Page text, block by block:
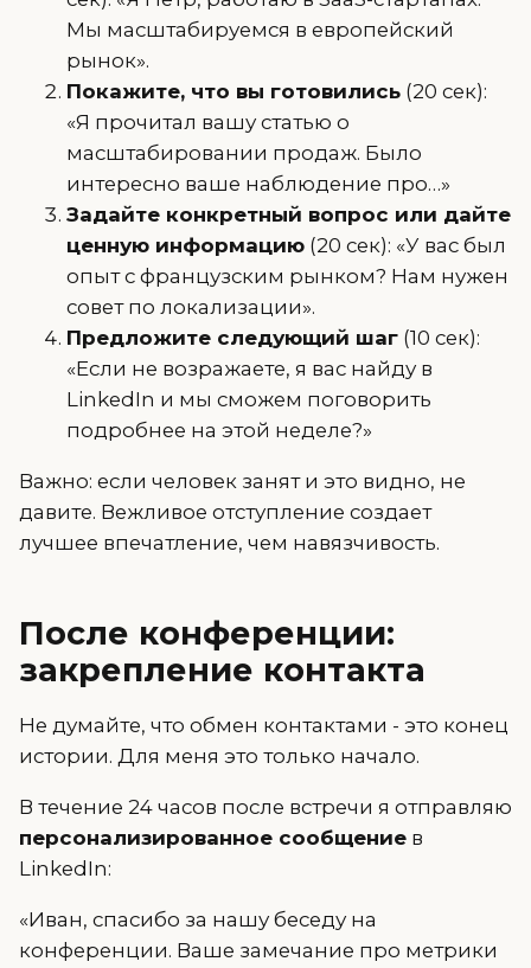
Мы масштабируемся в европейский
рынок».
Покажите, что вы готовились (20 сек):
«Я прочитал вашу статью о
масштабировании продаж. Было
интересно ваше наблюдение про…»
Задайте конкретный вопрос или дайте
ценную информацию (20 сек): «У вас был
опыт с французским рынком? Нам нужен
совет по локализации».
Предложите следующий шаг (10 сек):
«Если не возражаете, я вас найду в
LinkedIn и мы сможем поговорить
подробнее на этой неделе?»
Важно: если человек занят и это видно, не
давите. Вежливое отступление создает
лучшее впечатление, чем навязчивость.
После конференции:
закрепление контакта
Не думайте, что обмен контактами - это конец
истории. Для меня это только начало.
В течение 24 часов после встречи я отправляю
персонализированное сообщение в
LinkedIn:
«Иван, спасибо за нашу беседу на
конференции. Ваше замечание про метрики